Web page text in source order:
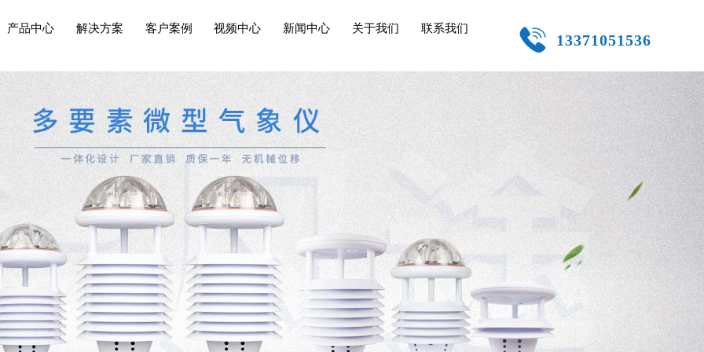
13371051536
产品中心 解决方案 客户案例 视频中心 新闻中心 关于我们 联系我们